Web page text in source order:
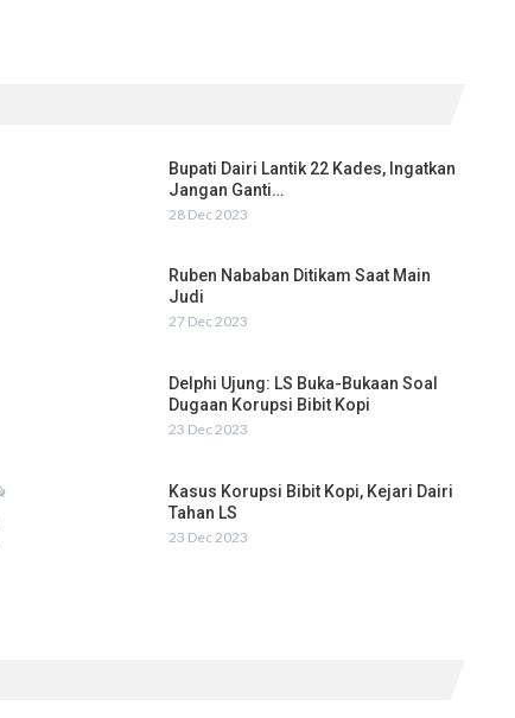
Bupati Dairi Lantik 22 Kades, Ingatkan
Jangan Ganti…
28 Dec 2023
Ruben Nababan Ditikam Saat Main
Judi
27 Dec 2023
Delphi Ujung: LS Buka-Bukaan Soal
Dugaan Korupsi Bibit Kopi
23 Dec 2023
Kasus Korupsi Bibit Kopi, Kejari Dairi
Tahan LS
23 Dec 2023